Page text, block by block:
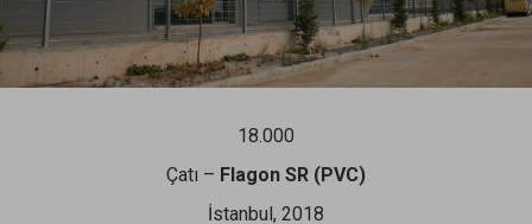
18.000
Çatı – Flagon SR (PVC)
İstanbul, 2018